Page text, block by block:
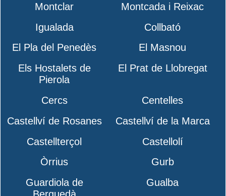
Montclar
Montcada i Reixac
Igualada
Collbató
El Pla del Penedès
El Masnou
Els Hostalets de
Pierola
El Prat de Llobregat
Cercs
Centelles
Castellví de Rosanes
Castellví de la Marca
Castellterçol
Castellolí
Òrrius
Gurb
Guardiola de
Gualba